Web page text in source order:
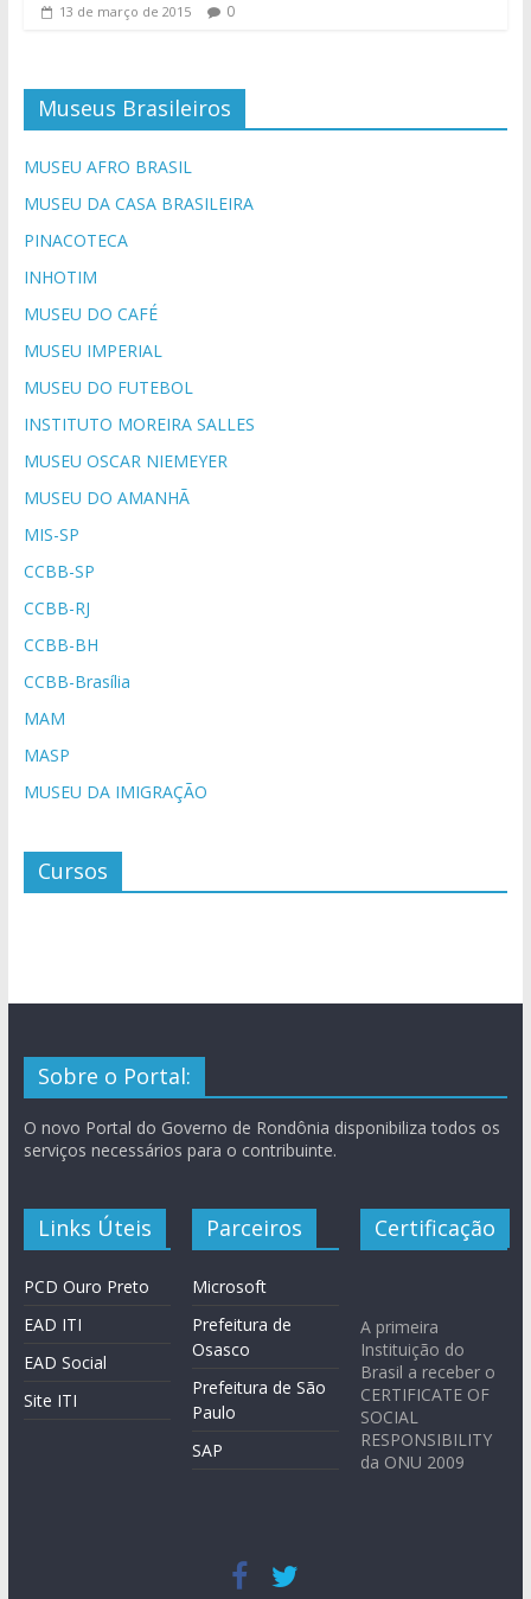
13 de março de 2015 0
Museus Brasileiros
MUSEU AFRO BRASIL
MUSEU DA CASA BRASILEIRA
PINACOTECA
INHOTIM
MUSEU DO CAFÉ
MUSEU IMPERIAL
MUSEU DO FUTEBOL
INSTITUTO MOREIRA SALLES
MUSEU OSCAR NIEMEYER
MUSEU DO AMANHÃ
MIS-SP
CCBB-SP
CCBB-RJ
CCBB-BH
CCBB-Brasília
MAM
MASP
MUSEU DA IMIGRAÇÃO
Cursos
Sobre o Portal:
O novo Portal do Governo de Rondônia disponibiliza todos os
serviços necessários para o contribuinte.
Links Úteis
PCD Ouro Preto
EAD ITI
EAD Social
Site ITI
Parceiros
Microsoft
Prefeitura de
Osasco
Prefeitura de São
Paulo
SAP
Certificação
A primeira
Instituição do
Brasil a receber o
CERTIFICATE OF
SOCIAL
RESPONSIBILITY
da ONU 2009